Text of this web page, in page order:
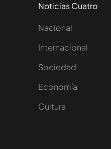
Noticias Cuatro
Nacional
Internacional
Sociedad
Economía
Cultura